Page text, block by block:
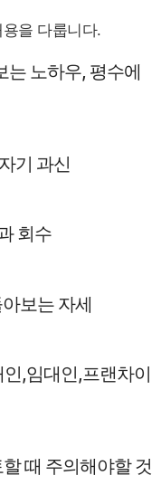
을 다룹니다.
는 노하우, 평수에
기 과신
회수
보는 자세
,임대인,프랜차이
때 주의해야할 것